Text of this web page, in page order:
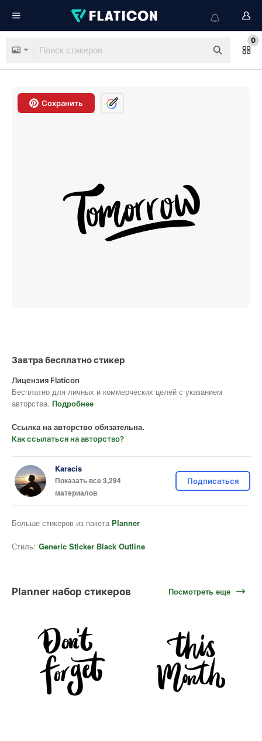
0
Сохранить
Завтра бесплатно стикер
Лицензия Flaticon
Бесплатно для личных и коммерческих целей с указанием
авторства. Подробнее
Ссылка на авторство обязательна.
Как ссылаться на авторство?
Karacis
Показать все 3,294
материалов
Подписаться
Больше стикеров из пакета Planner
Стиль: Generic Sticker Black Outline
Planner набор стикеров Посмотреть еще